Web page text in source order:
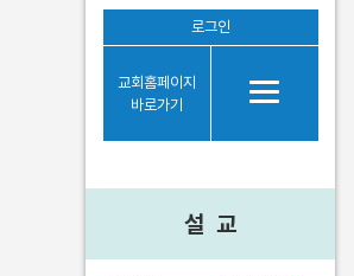
로그인
교회홈페이지
바로가기
설 교